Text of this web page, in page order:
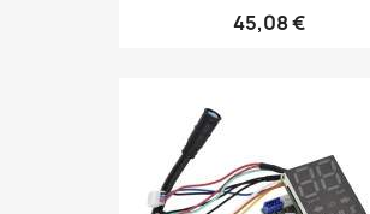
45,08 €